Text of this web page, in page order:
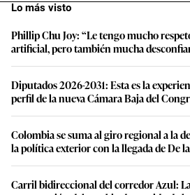
Lo más visto
Phillip Chu Joy: “Le tengo mucho
artificial, pero también mucha
Diputados 2026-2031: Esta es la
perfil de la nueva Cámara Baja del
Colombia se suma al giro regional a la
la política exterior con la llegada de De
Carril bidireccional del corredor Azul: